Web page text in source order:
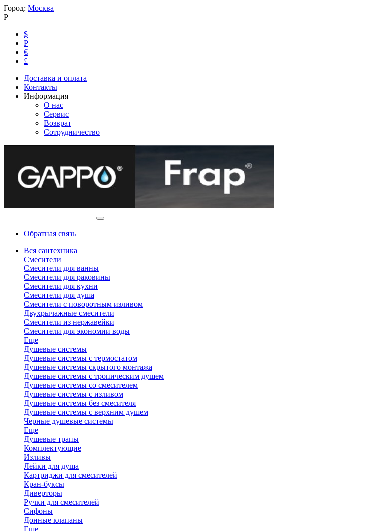
Город: Москва
Р
$
Р
€
£
Доставка и оплата
Контакты
Информация
О нас
Сервис
Возврат
Сотрудничество
Обратная связь
Вся сантехника
Смесители
Смесители для ванны
Смесители для раковины
Смесители для кухни
Смесители для душа
Смесители с поворотным изливом
Двухрычажные смесители
Смесители из нержавейки
Смесители для экономии воды
Еще
Душевые системы
Душевые системы с термостатом
Душевые системы скрытого монтажа
Душевые системы с тропическим душем
Душевые системы со смесителем
Душевые системы с изливом
Душевые системы без смесителя
Душевые системы с верхним душем
Черные душевые системы
Еще
Душевые трапы
Комплектующие
Изливы
Лейки для душа
Картриджи для смесителей
Кран-буксы
Диверторы
Ручки для смесителей
Сифоны
Донные клапаны
Еще